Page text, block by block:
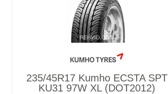
235/45R17 Kumho ECSTA SPT
KU31 97W XL (DOT2012)